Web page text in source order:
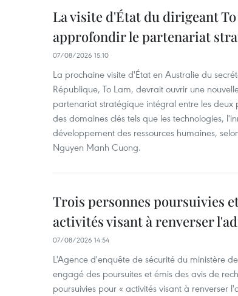
La visite d'État du dirigeant
approfondir le partenariat
07/08/2026 15:10
La prochaine visite d'État en Australie du
République, To Lam, devrait ouvrir une
partenariat stratégique intégral entre les
des domaines clés tels que les technologies,
développement des ressources humaines,
Nguyen Manh Cuong.
Trois personnes poursuivies
activités visant à renverser
07/08/2026 14:54
L'Agence d'enquête de sécurité du ministère
engagé des poursuites et émis des avis de
poursuivies pour « activités visant à renverser